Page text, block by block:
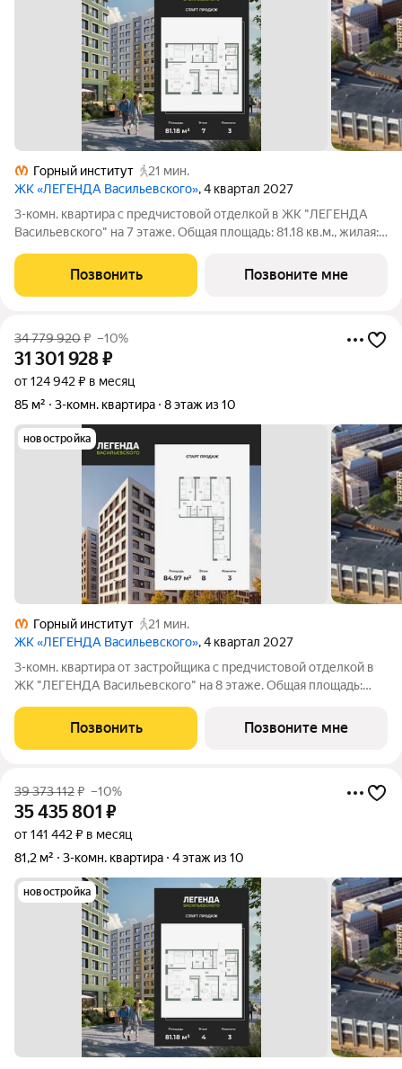
Горный институт
21 мин.
ЖК «ЛЕГЕНДА Васильевского», 4 квартал 2027
3-комн. квартира с предчистовой отделкой в ЖК "ЛЕГЕНДА
Васильевского" на 7 этаже. Общая площадь: 81.18 кв.м., жилая:
Квартира угловая, окна oбecпeчивaют paвнoмepнoe ocвeщeниe
в тeчeниe дня.
Позвонить Позвоните мне
34 779 920₽ –10%
31 301 928₽
от 124 942 ₽ в месяц
85 м²
3-комн. квартира 8 этаж из 10
новостройка
Горный институт
21 мин.
ЖК «ЛЕГЕНДА Васильевского», 4 квартал 2027
3-комн. квартира от застройщика с предчистовой отделкой в
ЖК "ЛЕГЕНДА Васильевского" на 8 этаже. Общая площадь:
столовой: 25.8 кв.м. Квартира - распашонка, очень светлая, без
проходных комнат,
Позвонить Позвоните мне
39 373 112₽ –10%
35 435 801 ₽
от 141 442 ₽ в месяц
81,2 м²
3-комн. квартира 4 этаж из 10
новостройка